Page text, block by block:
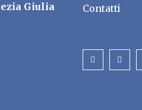
Giulia
Contatti